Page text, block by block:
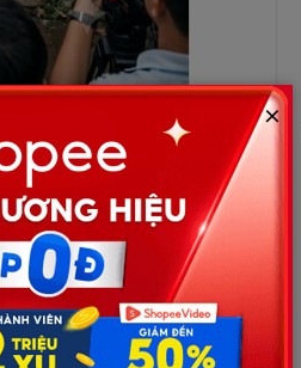
ra bãi rác đầu
cũ kỹ lạo xạo qua
giữa những lon
từng nhặt.
×